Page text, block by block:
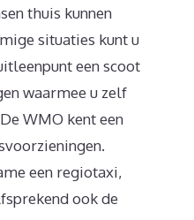
thuis kunnen
situaties kunt u
een scoot
waarmee u zelf
WMO kent een
een regiotaxi,
ook de